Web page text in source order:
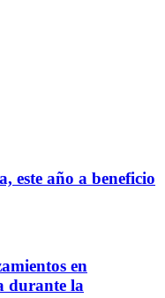
este año a beneficio
en
durante la